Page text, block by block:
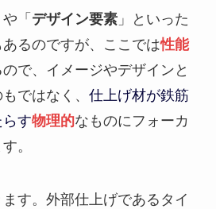
や「 デザイン要素」といった
るのですが、
ここでは性能
で、
イメージやデザインと
ではなく、 仕上げ材が鉄筋
す物理的なものにフォーカ
。
す。 外部仕上げであるタイ